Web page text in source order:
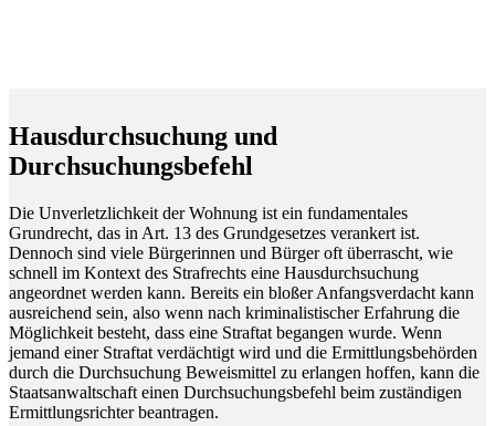
Hausdurchsuchung und
Durchsuchungsbefehl
Die Unverletzlichkeit der Wohnung ist ein fundamentales
Grundrecht, das in Art. 13 des Grundgesetzes verankert ist.
Dennoch sind viele Bürgerinnen und Bürger oft überrascht, wie
schnell im Kontext des Strafrechts eine Hausdurchsuchung
angeordnet werden kann. Bereits ein bloßer Anfangsverdacht kann
ausreichend sein, also wenn nach kriminalistischer Erfahrung die
Möglichkeit besteht, dass eine Straftat begangen wurde. Wenn
jemand einer Straftat verdächtigt wird und die Ermittlungsbehörden
durch die Durchsuchung Beweismittel zu erlangen hoffen, kann die
Staatsanwaltschaft einen Durchsuchungsbefehl beim zuständigen
Ermittlungsrichter beantragen.